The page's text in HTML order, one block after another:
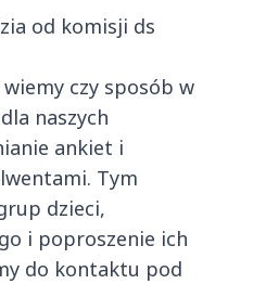
od komisji ds
czy sposób w
naszych
ankiet i
Tym
dzieci,
i poproszenie ich
do kontaktu pod